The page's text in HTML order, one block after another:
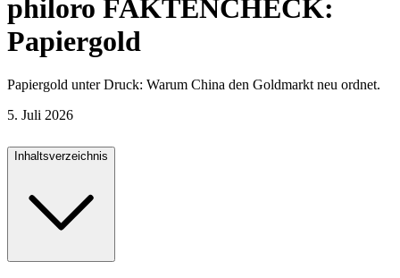
philoro FAKTENCHECK:
Papiergold
Papiergold unter Druck: Warum China den Goldmarkt neu ordnet.
5. Juli 2026
Inhaltsverzeichnis